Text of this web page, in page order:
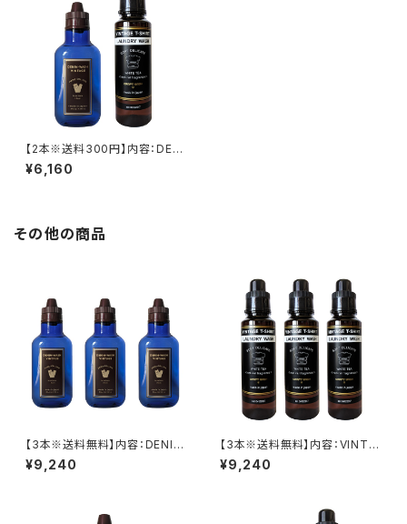
【2本※送料300円】内容：DENI
M-WASH VINTAGE(GOLD※
フローラル)/1本＋VINTAGE T-
¥6,160
その他の商品
【3本※送料無料】内容：DENIM
-WASH VINTAGE(GOLD※フ
ローラル))/3本
¥9,240
【3本※送料無料】内容：VINTA
GE T-SHIRT LAUNDRY WA
SH/3本
¥9,240